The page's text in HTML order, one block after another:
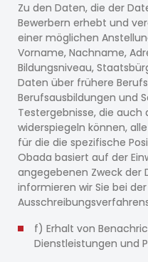
Zu den Daten, die der
Bewerbern erhebt und
einer möglichen
Vorname, Nachname,
Bildungsniveau,
Daten über frühere
Berufsausbildungen und
Testergebnisse, die auch
widerspiegeln können,
für die die spezifische
Obada basiert auf der
angegebenen Zweck der
informieren wir Sie bei
f) Erhalt von
Dienstleistungen und